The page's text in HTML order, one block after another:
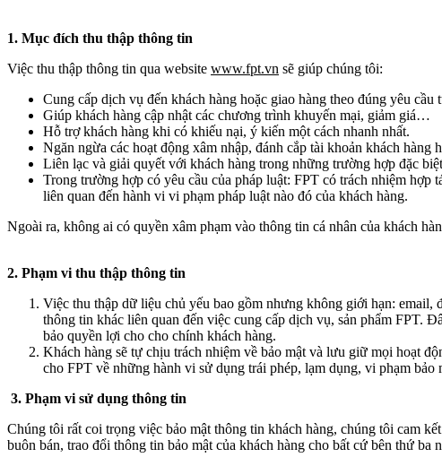
1. Mục đích thu thập thông tin
Việc thu thập thông tin qua website www.fpt.vn sẽ giúp chúng tôi:
Cung cấp dịch vụ đến khách hàng hoặc giao hàng theo đúng yêu cầu
Giúp khách hàng cập nhật các chương trình khuyến mại, giảm giá…
Hỗ trợ khách hàng khi có khiếu nại, ý kiến một cách nhanh nhất.
Ngăn ngừa các hoạt động xâm nhập, đánh cắp tài khoản khách hàng
Liên lạc và giải quyết với khách hàng trong những trường hợp đặc
Trong trường hợp có yêu cầu của pháp luật: FPT có trách nhiệm hợp
liên quan đến hành vi vi phạm pháp luật nào đó của khách hàng.
Ngoài ra, không ai có quyền xâm phạm vào thông tin cá nhân của khách
2. Phạm vi thu thập thông tin
Việc thu thập dữ liệu chủ yếu bao gồm nhưng không giới hạn:
thông tin khác liên quan đến việc cung cấp dịch vụ, sản phẩm FPT.
bảo quyền lợi cho cho chính khách hàng.
Khách hàng sẽ tự chịu trách nhiệm về bảo mật và lưu giữ mọi hoạt
cho FPT về những hành vi sử dụng trái phép, lạm dụng, vi phạm
3. Phạm vi sử dụng thông tin
Chúng tôi rất coi trọng việc bảo mật thông tin khách hàng, chúng tôi cam
buôn bán, trao đổi thông tin bảo mật của khách hàng cho bất cứ bên thứ